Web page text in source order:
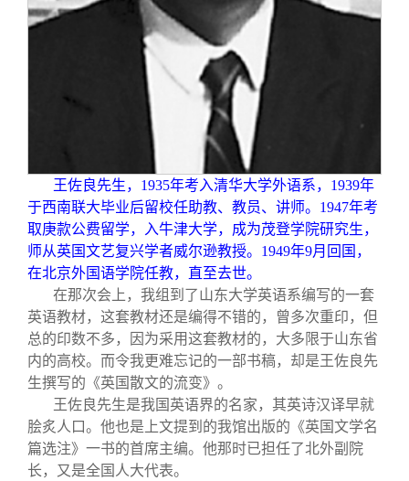
王佐良先生，1935年考入清华大学外语系，1939年
于西南联大毕业后留校任助教、教员、讲师。1947年考
取庚款公费留学，入牛津大学，成为茂登学院研究生，
师从英国文艺复兴学者威尔逊教授。1949年9月回国，
在北京外国语学院任教，直至去世。
在那次会上，我组到了山东大学英语系编写的一套
英语教材，这套教材还是编得不错的，曾多次重印，但
总的印数不多，因为采用这套教材的，大多限于山东省
内的高校。而令我更难忘记的一部书稿，却是王佐良先
生撰写的《英国散文的流变》。
王佐良先生是我国英语界的名家，其英诗汉译早就
脍炙人口。他也是上文提到的我馆出版的《英国文学名
篇选注》一书的首席主编。他那时已担任了北外副院
长，又是全国人大代表。